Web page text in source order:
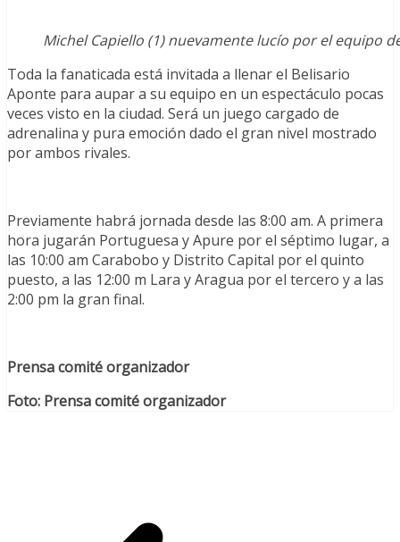
Michel Capiello (1) nuevamente lucío por el equipo
Toda la fanaticada está invitada a llenar el Belisario
Aponte para aupar a su equipo en un espectáculo pocas
veces visto en la ciudad. Será un juego cargado de
adrenalina y pura emoción dado el gran nivel mostrado
por ambos rivales.
Previamente habrá jornada desde las 8:00 am. A primera
hora jugarán Portuguesa y Apure por el séptimo lugar, a
las 10:00 am Carabobo y Distrito Capital por el quinto
puesto, a las 12:00 m Lara y Aragua por el tercero y a las
2:00 pm la gran final.
Prensa comité organizador
Foto: Prensa comité organizador